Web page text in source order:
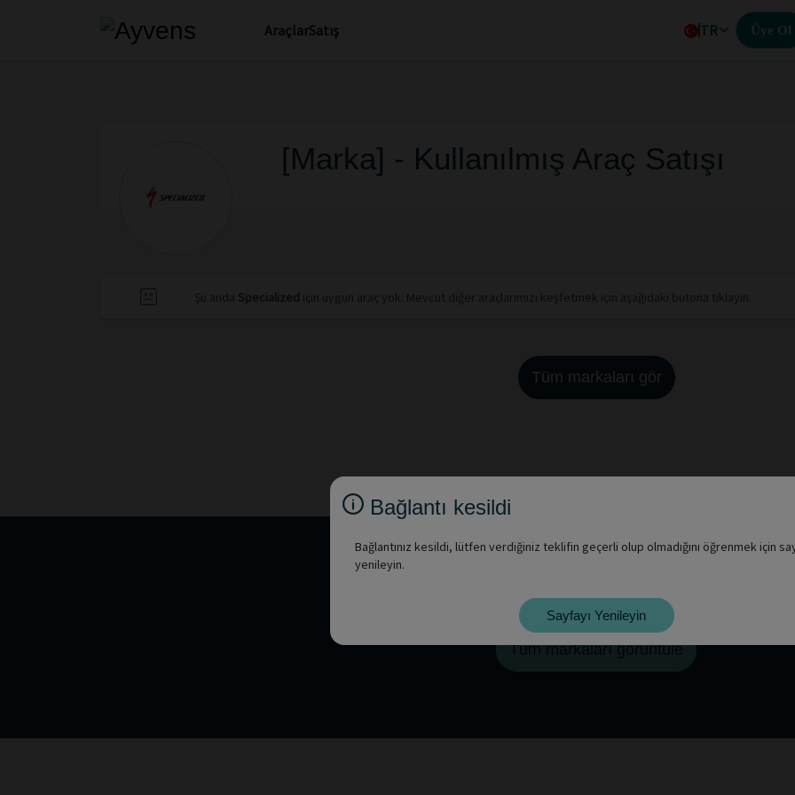
AraçlarSatış TR Üye Ol
[Marka] - Kullanılmış Araç Satışı
Şu anda Specialized için uygun araç yok. Mevcut diğer araçlarımızı keşfetmek için aşağıdaki butona tıklayın.
Tüm markaları gör
Diğer araç markalarını incelemek ister
Tüm markaları görüntüle
Bağlantı kesildi
Bağlantınız kesildi, lütfen verdiğiniz teklifin geçerli olup olmadığını öğrenmek için
yenileyin.
Sayfayı Yenileyin